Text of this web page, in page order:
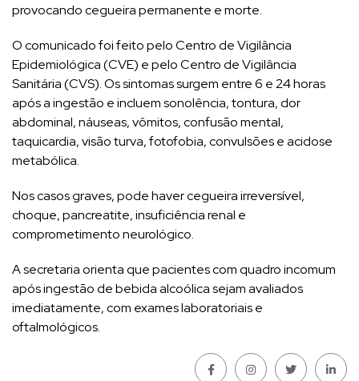
provocando cegueira permanente e morte.
O comunicado foi feito pelo Centro de Vigilância
Epidemiológica (CVE) e pelo Centro de Vigilância
Sanitária (CVS). Os sintomas surgem entre 6 e 24 horas
após a ingestão e incluem sonolência, tontura, dor
abdominal, náuseas, vômitos, confusão mental,
taquicardia, visão turva, fotofobia, convulsões e acidose
metabólica.
Nos casos graves, pode haver cegueira irreversível,
choque, pancreatite, insuficiência renal e
comprometimento neurológico.
A secretaria orienta que pacientes com quadro incomum
após ingestão de bebida alcoólica sejam avaliados
imediatamente, com exames laboratoriais e
oftalmológicos.